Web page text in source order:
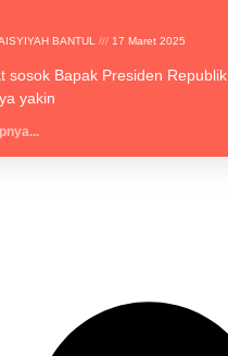
BANTUL 17 Maret 2025
sosok Bapak Presiden Republik
yakin